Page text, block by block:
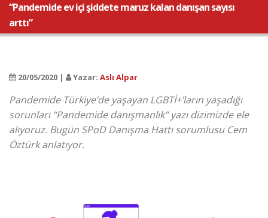
“Pandemide ev içi şiddete maruz kalan danışan sayısı
arttı”
20/05/2020 | Yazar: Aslı Alpar
Pandemide Türkiye’de yaşayan LGBTİ+’ların yaşadığı
sorunları “Pandemide danışmanlık” yazı dizimizde ele
alıyoruz. Bugün SPoD Danışma Hattı sorumlusu Cem
Öztürk anlatıyor.